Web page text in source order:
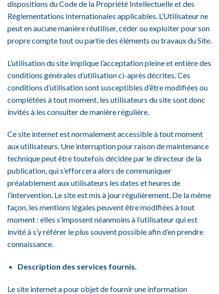
dispositions du Code de la Propriété Intellectuelle et des
Réglementations Internationales applicables. L’Utilisateur ne
peut en aucune manière réutiliser, céder ou exploiter pour son
propre compte tout ou partie des éléments ou travaux du Site.
L’utilisation du site implique l’acceptation pleine et entière des
conditions générales d’utilisation ci-après décrites. Ces
conditions d’utilisation sont susceptibles d’être modifiées ou
complétées à tout moment, les utilisateurs du site sont donc
invités à les consulter de manière régulière.
Ce site internet est normalement accessible à tout moment
aux utilisateurs. Une interruption pour raison de maintenance
technique peut être toutefois décidée par le directeur de la
publication, qui s’efforcera alors de communiquer
préalablement aux utilisateurs les dates et heures de
l’intervention. Le site est mis à jour régulièrement. De la même
façon, les mentions légales peuvent être modifiées à tout
moment : elles s’imposent néanmoins à l’utilisateur qui est
invité à s’y référer le plus souvent possible afin d’en prendre
connaissance.
Description des services fournis.
Le site internet a pour objet de fournir une information